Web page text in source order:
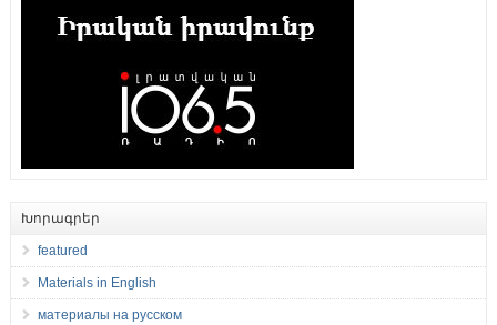
Խորագրեր
featured
Materials in English
материалы на русском